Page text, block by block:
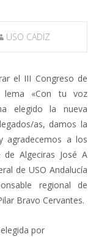
USO CADIZ
el III Congreso de
lema «Con tu voz
elegido la nueva
as, damos la
agradecemos a los
de Algeciras José A
de USO Andalucía
regional de
Bravo Cervantes.
por